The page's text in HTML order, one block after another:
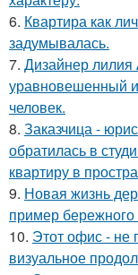
6. Квартира как
задумывалась.
7. Дизайнер
уравновешенный
человек.
8. Заказчица -
обратилась в
квартиру в
9. Новая жизнь
пример бережного
10. Этот офис - не
визуальное